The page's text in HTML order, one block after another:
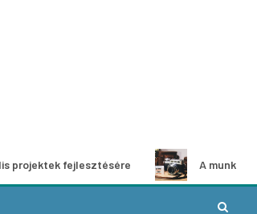
fejlesztésére A munka világa –